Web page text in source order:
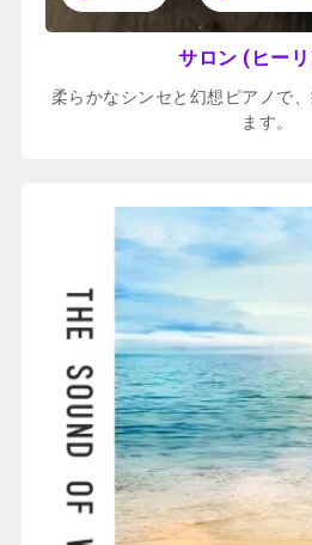
サロン (ヒー
柔らかなシンセと幻想ピアノで
ます。